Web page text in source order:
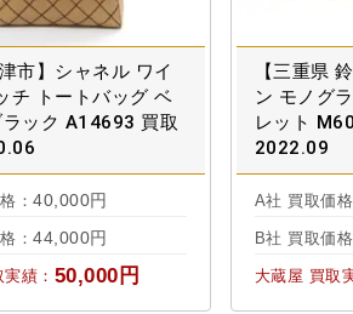
市】シャネル ワイ
チ トートバッグ ベ
ック A14693 買取
： 40,000円
： 44,000円
績： 50,000円
【三重県
ン モノグ
レット
2022.09
A社 買取価格
B社 買取価格
大蔵屋 買取